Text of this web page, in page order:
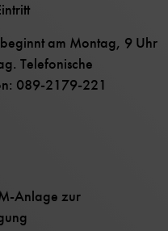
am Montag, 9 Uhr
Telefonische
089-2179-221
Anlage zur